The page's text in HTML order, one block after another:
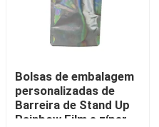
café
Bolsas de embalagem
personalizadas de
Barreira de Stand Up
Rainbow Film e zíper